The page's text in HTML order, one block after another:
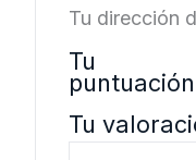
Tu dirección
Tu
puntuación
Tu